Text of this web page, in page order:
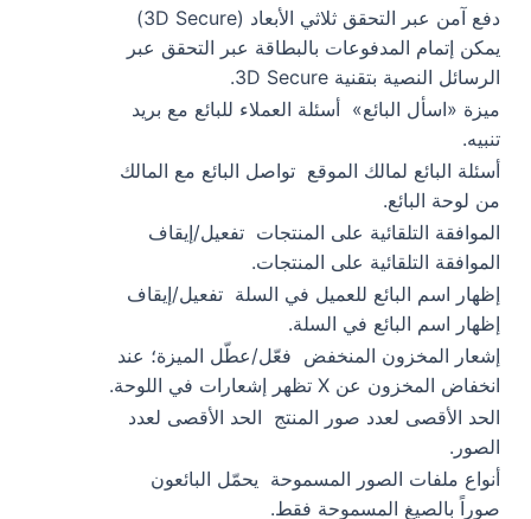
دفع آمن عبر التحقق ثلاثي الأبعاد (3D Secure)
يمكن إتمام المدفوعات بالبطاقة عبر التحقق عبر
الرسائل النصية بتقنية 3D Secure.
ميزة «اسأل البائع» أسئلة العملاء للبائع مع بريد
تنبيه.
أسئلة البائع لمالك الموقع تواصل البائع مع المالك
من لوحة البائع.
الموافقة التلقائية على المنتجات تفعيل/إيقاف
الموافقة التلقائية على المنتجات.
إظهار اسم البائع للعميل في السلة تفعيل/إيقاف
إظهار اسم البائع في السلة.
إشعار المخزون المنخفض فعّل/عطّل الميزة؛ عند
انخفاض المخزون عن X تظهر إشعارات في اللوحة.
الحد الأقصى لعدد صور المنتج الحد الأقصى لعدد
الصور.
أنواع ملفات الصور المسموحة يحمّل البائعون
صوراً بالصيغ المسموحة فقط.